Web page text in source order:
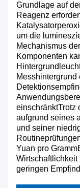
Grundlage auf
Reagenz
um die
Mechanismus
Komponenten
einschränktTrotz
aufgrund seines
und seiner
Yuan pro
Wirtschaftlichkeit
geringen